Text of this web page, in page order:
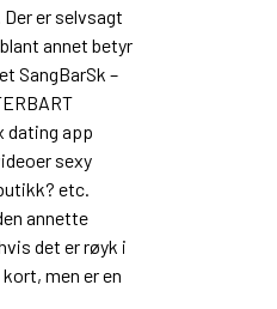
er selvsagt
annet betyr
SangBarSk –
dating app
sexy
etc.
annette
det er røyk i
men er en